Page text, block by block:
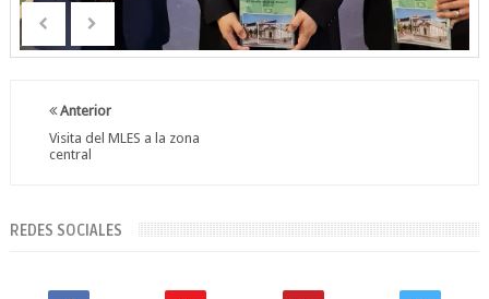
Anterior
Visita del MLES a la zona
central
REDES SOCIALES